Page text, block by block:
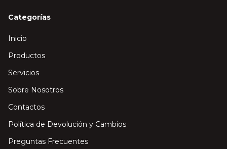
Categorías
Inicio
Productos
Servicios
Sobre Nosotros
Contactos
Política de Devolución y Cambios
Preguntas Frecuentes